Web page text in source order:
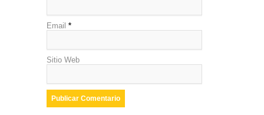
Email *
Sitio Web